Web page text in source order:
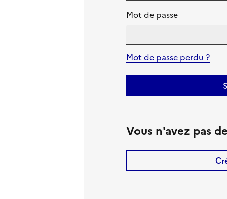
Mot de passe
Mot de passe perdu ?
Vous n'avez pas